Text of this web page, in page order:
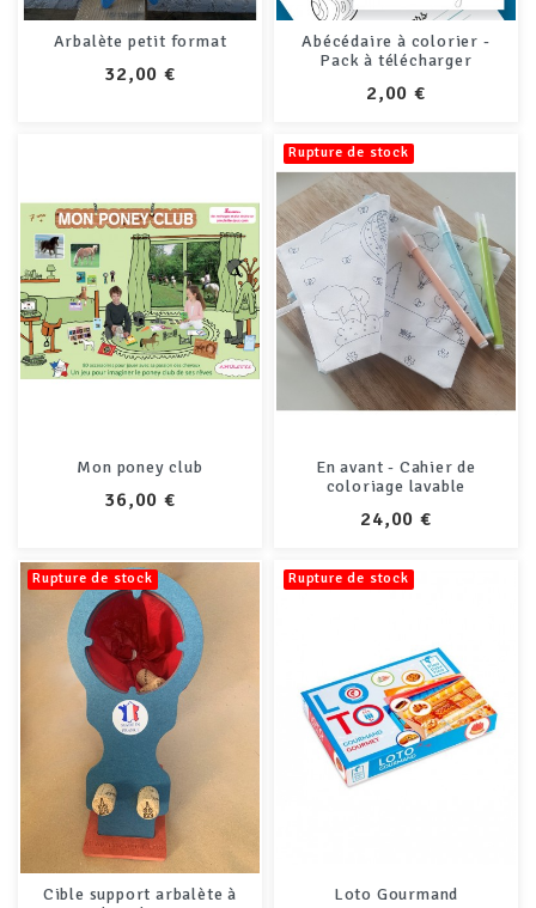
Arbalète petit format
PRIX
32,00 €
Abécédaire à colorier -
Pack à télécharger
PRIX
2,00 €
Mon poney club
PRIX
36,00 €
Rupture de stock
En avant - Cahier de
coloriage lavable
PRIX
24,00 €
Rupture de stock
Cible support arbalète à
Rupture de stock
Loto Gourmand